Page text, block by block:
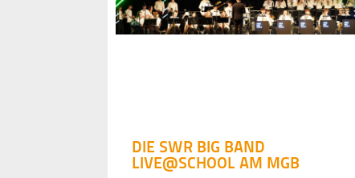
DIE SWR BIG BAND
LIVE@SCHOOL AM MGB